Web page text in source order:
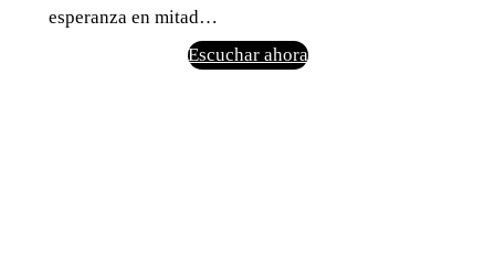
esperanza en mitad…
Escuchar ahora